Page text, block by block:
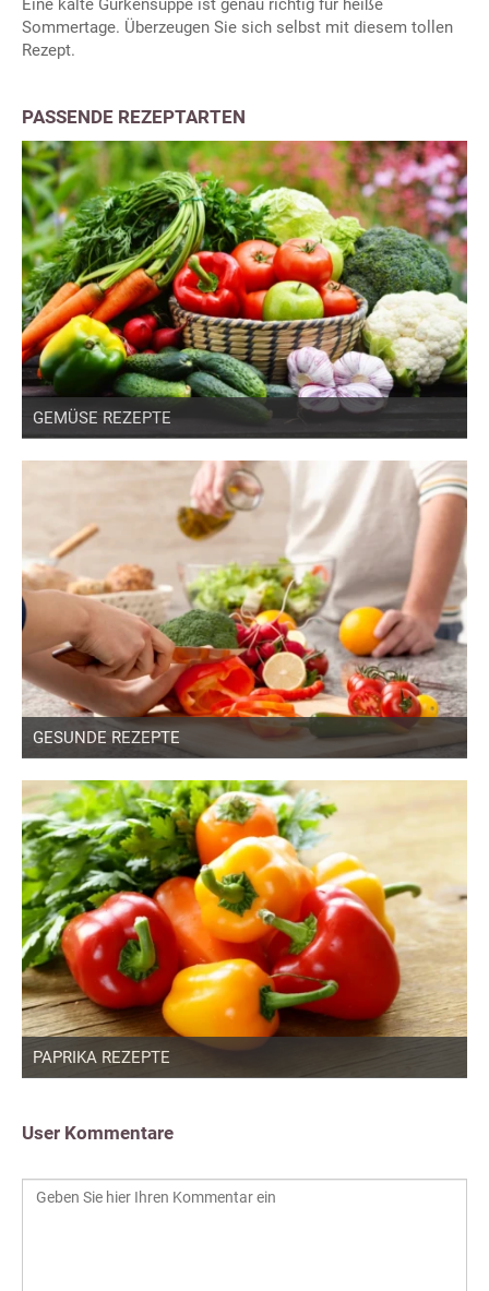
Eine kalte Gurkensuppe ist genau richtig für heiße
Sommertage. Überzeugen Sie sich selbst mit diesem tollen
Rezept.
PASSENDE REZEPTARTEN
GEMÜSE REZEPTE
GESUNDE REZEPTE
PAPRIKA REZEPTE
User Kommentare